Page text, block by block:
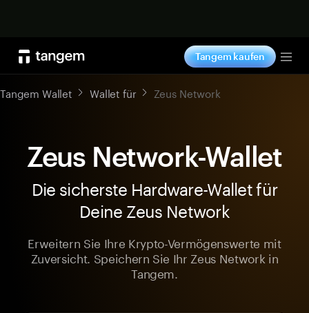
Tangem kaufen
Tangem Wallet Wallet für Zeus Network
Zeus Network-Wallet
Die sicherste Hardware-Wallet für
Deine Zeus Network
Erweitern Sie Ihre Krypto-Vermögenswerte mit
Zuversicht. Speichern Sie Ihr Zeus Network in
Tangem.